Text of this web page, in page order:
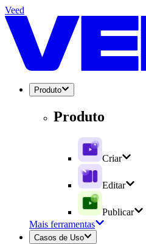
Veed
Produto
Produto
Criar
Editar
Publicar
Mais ferramentas
Casos de Uso